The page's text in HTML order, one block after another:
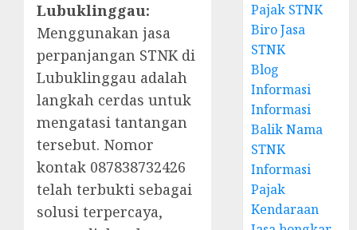
Lubuklinggau:
Menggunakan jasa
perpanjangan STNK di
Lubuklinggau adalah
langkah cerdas untuk
mengatasi tantangan
tersebut. Nomor
kontak 087838732426
telah terbukti sebagai
solusi terpercaya,
Pajak STNK
Biro Jasa
STNK
Blog
Informasi
Informasi
Balik Nama
STNK
Informasi
Pajak
Kendaraan